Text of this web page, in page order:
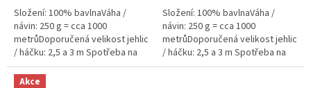
Složení: 100% bavlnaVáha /
návin: 250 g = cca 1000
metrůDoporučená velikost jehlic
/ háčku: 2,5 a 3 m Spotřeba na
dámský svetřík je přibližně 500
g.
Složení: 100% bavlnaVáha /
návin: 250 g = cca 1000
metrůDoporučená velikost jehlic
/ háčku: 2,5 a 3 m Spotřeba na
dámský svetřík je přibližně 500
Akce